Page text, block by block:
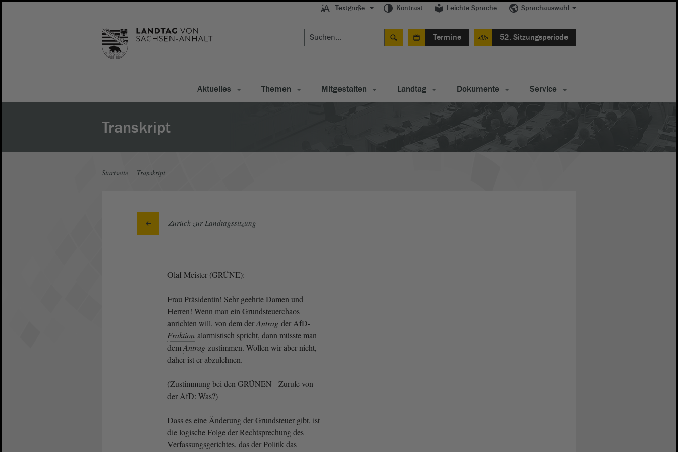
Textgröße Kontrast Leichte Sprache Sprachauswahl
Termine 52. Sitzungsperiode
Aktuelles Themen Mitgestalten Landtag Dokumente Service
Transkript
Startseite Transkript
Zurück zur Landtagssitzung
Olaf Meister (GRÜNE):
Frau Präsidentin! Sehr geehrte Damen und
Herren! Wenn man ein Grundsteuerchaos
anrichten will, von dem derAntrag der AfD-
Fraktion alarmistisch spricht, dann müsste man
demAntrag zustimmen. Wollen wir aber nicht,
daher ist er abzulehnen.
(Zustimmung bei den GRÜNEN - Zurufe von
der AfD: Was?)
Dass es eine Änderung der Grundsteuer gibt, ist
die logische Folge der Rechtsprechung des
Verfassungsgerichtes, das der Politik das